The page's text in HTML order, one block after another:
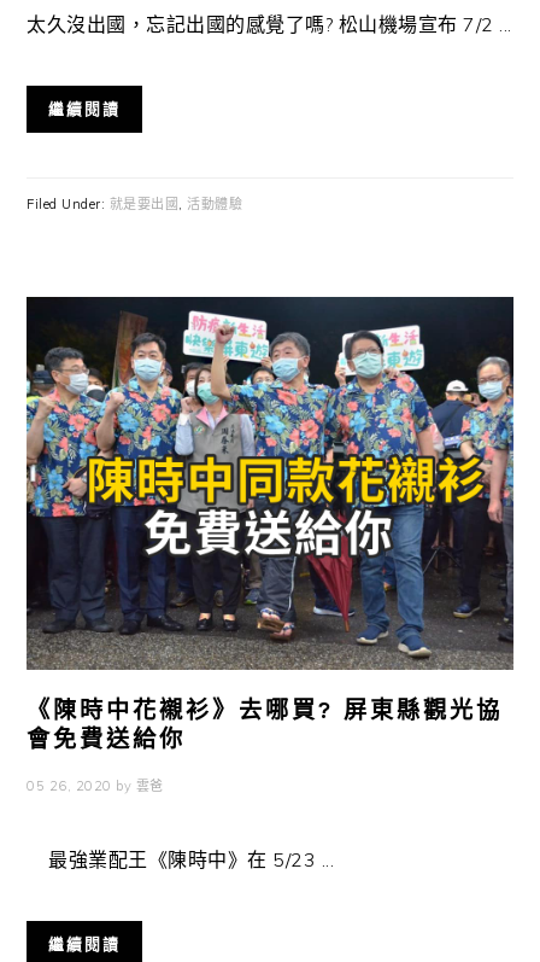
太久沒出國，忘記出國的感覺了嗎? 松山機場宣布 7/2 ...
繼續閱讀
Filed Under: 就是要出國 ,活動體驗
《陳時中花襯衫》去哪買? 屏東縣觀光協
會免費送給你
05 26, 2020 by 雲爸
最強業配王《陳時中》在 5/23 ...
繼續閱讀